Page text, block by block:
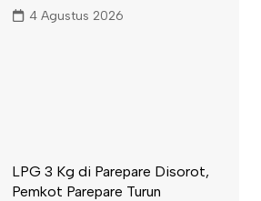
4 Agustus 2026
LPG 3 Kg di Parepare Disorot,
Pemkot Parepare Turun